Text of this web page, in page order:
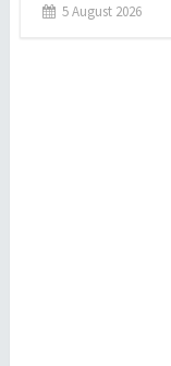
5 August 2026